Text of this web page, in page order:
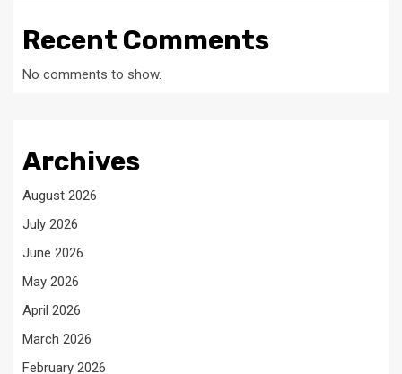
Recent Comments
No comments to show.
Archives
August 2026
July 2026
June 2026
May 2026
April 2026
March 2026
February 2026